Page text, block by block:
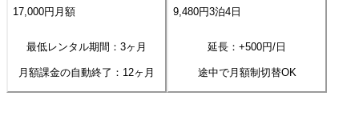
17,000円 月額
最低レンタル期間：3ヶ月
月額課金の自動終了： 12ヶ月
9,480円3泊4日
延長：+500円/日
途中で月額制切替OK